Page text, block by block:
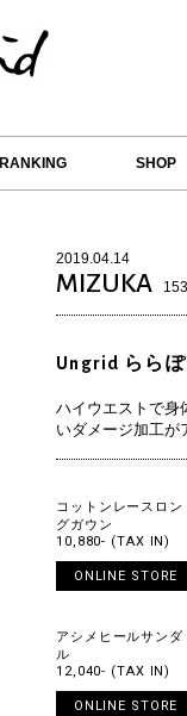
RANKING SHOP
2019.04.14
MIZUKA
Ungrid ららぽ
ハイウエストで身
いダメージ加工が
コットンレースロン
グガウン
10,880- (TAX IN)
ONLINE STORE
アシメヒールサンダ
ル
12,040- (TAX IN)
ONLINE STORE